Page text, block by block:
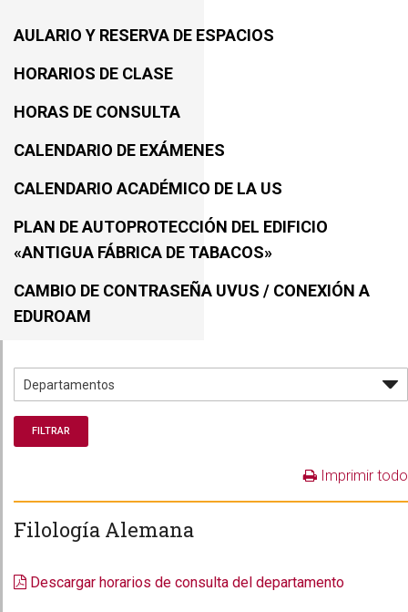
AULARIO Y RESERVA DE ESPACIOS
HORARIOS DE CLASE
HORAS DE CONSULTA
CALENDARIO DE EXÁMENES
CALENDARIO ACADÉMICO DE LA US
PLAN DE AUTOPROTECCIÓN DEL EDIFICIO
«ANTIGUA FÁBRICA DE TABACOS»
CAMBIO DE CONTRASEÑA UVUS / CONEXIÓN A
EDUROAM
Imprimir todo
Filología Alemana
Descargar horarios de consulta del departamento